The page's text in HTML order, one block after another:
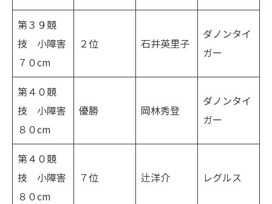
第３９競
技 小障害
７０cm
２位 石井英里子
ダノンタイ
ガー
第４０競
技 小障害
８０cm
優勝 岡林秀登
ダノンタイ
ガー
第４０競
技 小障害
８０cm
７位 辻洋介 レグルス